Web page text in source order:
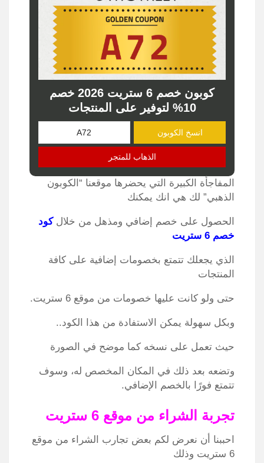
كوبون خصم 6 ستريت 2026 خصم
10% لتوفير على المنتجات
انسخ الكوبون
الذهاب للمتجر
المفاجأة الكبيرة التي يحضرها موقعنا “الكوبون
الذهبي” لك هي انك يمكنك
الحصول على خصم إضافي ومذهل من خلالكود
خصم 6 ستريت
الذي يجعلك تتمتع بخصومات إضافية على كافة
المنتجات
حتى ولو كانت عليها خصومات من موقع 6 ستريت.
وبكل سهولة يمكن الاستفادة من هذا الكود..
حيث تعمل على نسخه كما موضح في الصورة
وتضعه بعد ذلك في المكان المخصص له، وسوف
تتمتع فورًا بالخصم الإضافي.
تجربة الشراء من موقع 6 ستريت
احببنا أن نعرض لكم بعض تجارب الشراء من موقع
6 ستريت وذلك